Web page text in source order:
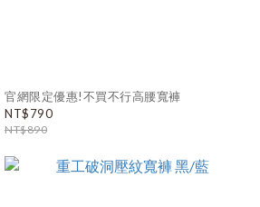
官網限定優惠!不買不行高腰寬褲
NT$790
NT$890